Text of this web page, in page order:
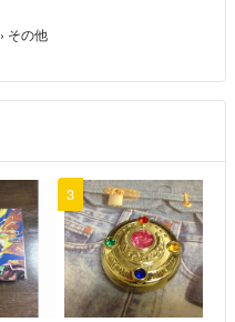
› その他
3